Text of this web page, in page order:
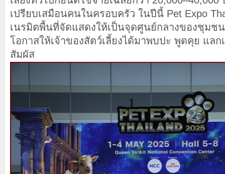
เปรียบเสมือนคนในครอบครัว ในปีนี้ Pet Expo
เนรมิตพื้นที่จัดแสดงให้เป็นจุดศูนย์กลางของชุมช
โอกาสให้เจ้าของสัตว์เลี้ยงได้มาพบปะ พูดคุย แล
สัมผัส